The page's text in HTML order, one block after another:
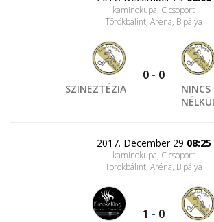
kaminokupa, C csoport
Törökbálint, Aréna, B pálya
SZINEZTÉZIA
0 - 0
NINCS
2017. December 29 08:25
kaminokupa, C csoport
Törökbálint, Aréna, B pálya
1 - 0